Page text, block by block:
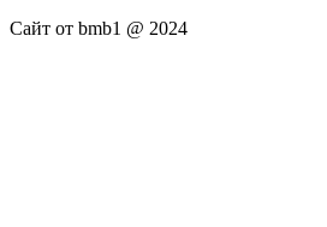
Сайт от bmb1 @ 2024